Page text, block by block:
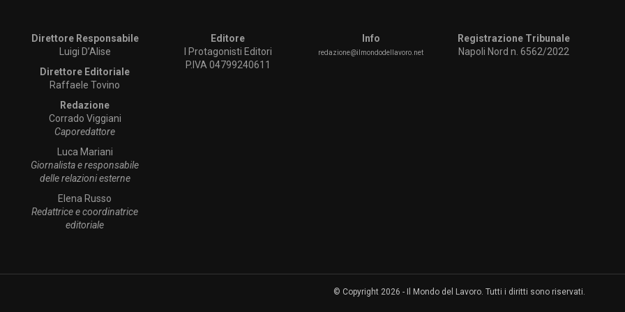
Direttore Responsabile
Luigi D’Alise
Direttore Editoriale
Raffaele Tovino
Redazione
Corrado Viggiani
Caporedattore
Luca Mariani
Giornalista e responsabile
delle relazioni esterne
Elena Russo
Redattrice e coordinatrice
editoriale
Editore
I Protagonisti Editori
P.IVA 04799240611
Info
redazione@ilmondodellavoro.net
Registrazione Tribunale
Napoli Nord n. 6562/2022
© Copyright 2026 - Il Mondo del Lavoro. Tutti i diritti sono riservati.